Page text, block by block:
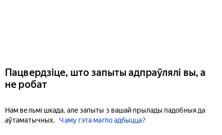
Пацвердзіце, што запыты адпраўлялі вы, а
не робат
Нам вельмі шкада, але запыты з вашай прылады падобныя да
аўтаматычных.
Чаму гэта магло адбыцца?